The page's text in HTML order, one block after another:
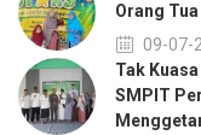
Orang
09-07-
Tak
SMPIT